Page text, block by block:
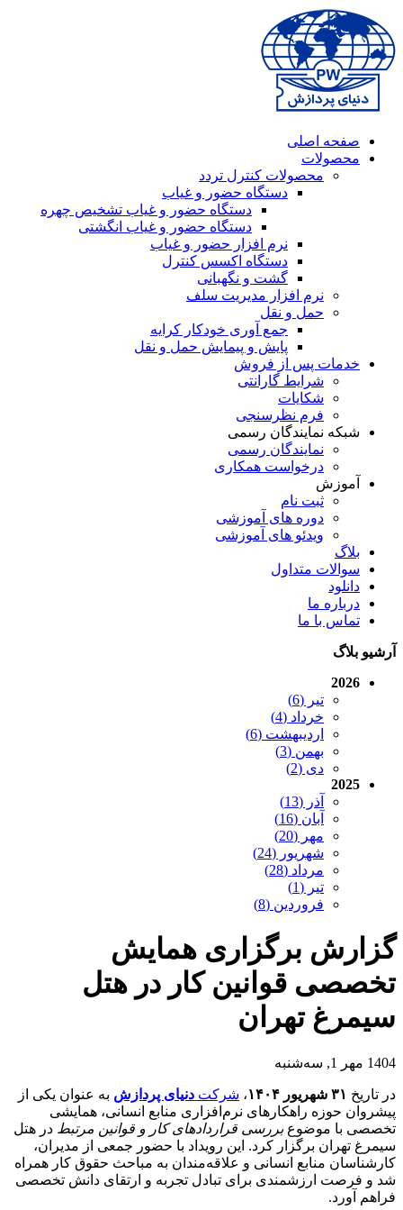
صفحه اصلی
محصولات
محصولات کنترل تردد
دستگاه حضور و غیاب
دستگاه حضور و غیاب تشخیص چهره
دستگاه حضور و غیاب انگشتی
نرم افزار حضور و غیاب
دستگاه اکسس کنترل
گشت و نگهبانی
نرم افزار مدیریت سلف
حمل و نقل
جمع آوری خودکار کرایه
پایش و پیمایش حمل و نقل
خدمات پس از فروش
شرایط گارانتی
شکایات
فرم نظرسنجی
شبکه نمایندگان رسمی
نمایندگان رسمی
درخواست همکاری
آموزش
ثبت نام
دوره های آموزشی
ویدئو های آموزشی
بلاگ
سوالات متداول
دانلود
درباره ما
تماس با ما
آرشیو بلاگ
2026
تیر (6)
خرداد (4)
اردیبهشت (6)
بهمن (3)
دی (2)
2025
آذر (13)
آبان (16)
مهر (20)
شهریور (24)
مرداد (28)
تیر (1)
فروردین (8)
گزارش برگزاری همایش
تخصصی قوانین کار در هتل
سیمرغ تهران
1404 مهر 1, سه‌شنبه
در تاریخ ۳۱ شهریور ۱۴۰۴ ، شرکت دنیای پردازش به عنوان یکی از
پیشروان حوزه راهکارهای نرم‌افزاری منابع انسانی، همایشی
تخصصی با موضوعبررسی قراردادهای کار و قوانین مرتبط در هتل
سیمرغ تهران برگزار کرد. این رویداد با حضور جمعی از مدیران،
کارشناسان منابع انسانی و علاقه‌مندان به مباحث حقوق کار همراه
شد و فرصت ارزشمندی برای تبادل تجربه و ارتقای دانش تخصصی
فراهم آورد.